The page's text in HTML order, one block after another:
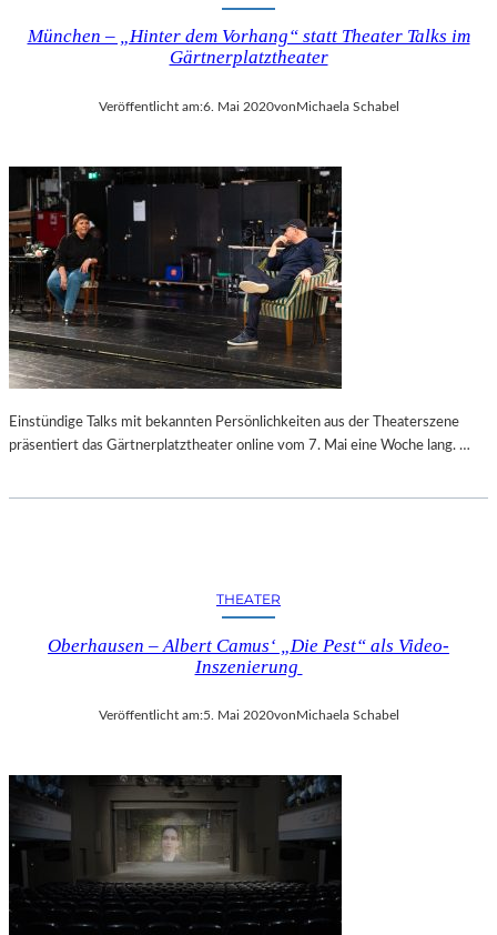
München – „Hinter dem Vorhang“ statt Theater Talks im
Gärtnerplatztheater
Veröffentlicht am:6. Mai 2020vonMichaela Schabel
Einstündige Talks mit bekannten Persönlichkeiten aus der Theaterszene
präsentiert das Gärtnerplatztheater online vom 7. Mai eine Woche lang. …
THEATER
Oberhausen – Albert Camus‘ „Die Pest“ als Video-
Inszenierung
Veröffentlicht am:5. Mai 2020vonMichaela Schabel